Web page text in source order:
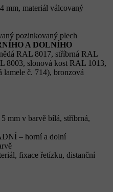
mm, materiál válcovaný
pozinkovaný plech
A DOLNÍHO
RAL 8017, stříbrná RAL
8003, slonová kost RAL 1013,
č. 714), bronzová
mm v barvě bílá, stříbrná,
– horní a dolní
fixace řetízku, distanční